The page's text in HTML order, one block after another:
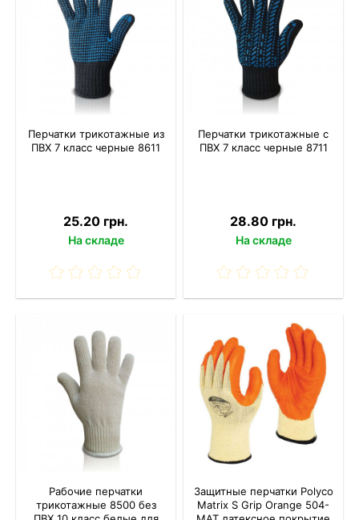
Перчатки трикотажные из
ПВХ 7 класс черные 8611
25.20 грн.
На складе
Перчатки трикотажные с
ПВХ 7 класс черные 8711
28.80 грн.
На складе
Рабочие перчатки
трикотажные 8500 без
Защитные перчатки Polyco
Matrix S Grip Orange 504-